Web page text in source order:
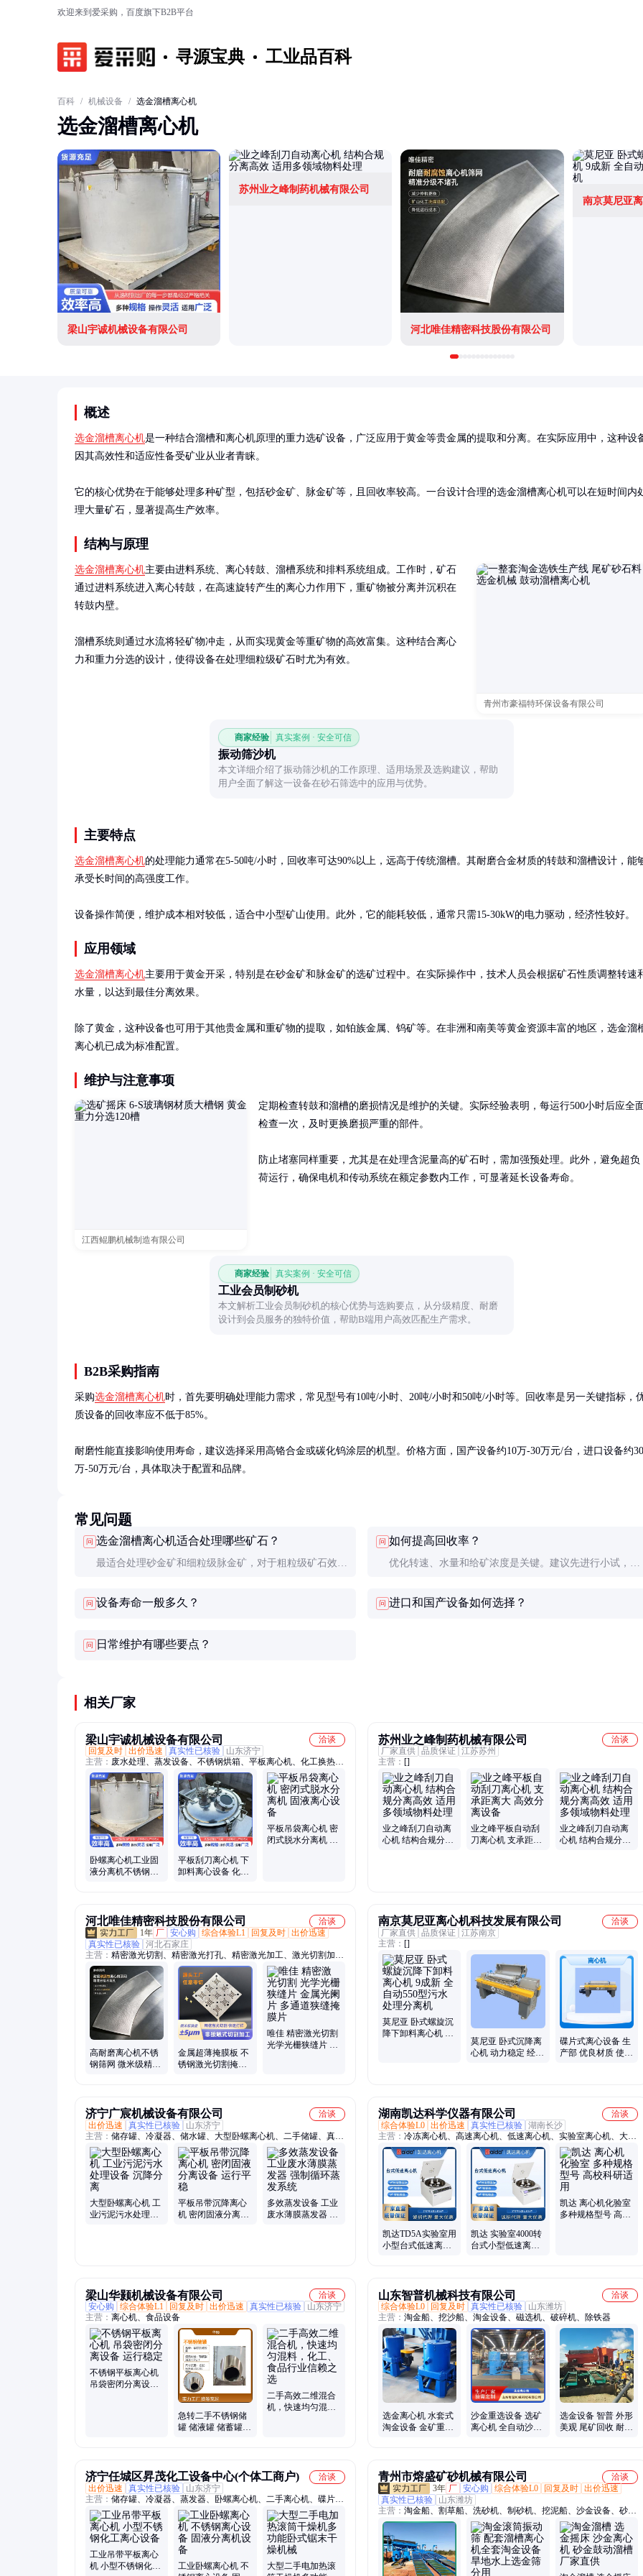
欢迎来到爱采购，百度旗下B2B平台
寻源宝典 工业品百科
百科 / 机械设备 / 选金溜槽离心机
选金溜槽离心机
梁山宇诚机械设备有限公司
苏州业之峰制药机械有限公司
河北唯佳精密科技股份有限公司
概述
选金溜槽离心机是一种结合溜槽和离心机原理的重力选矿设备，广泛应用于黄金等贵金属的提取和分离。在实际应用中，这种设
因其高效性和适应性备受矿业从业者青睐。
它的核心优势在于能够处理多种矿型，包括砂金矿、脉金矿等，且回收率较高。一台设计合理的选金溜槽离心机可以在短时间内
理大量矿石，显著提高生产效率。
结构与原理
青州市豪福特环保设备有限公司
选金溜槽离心机主要由进料系统、离心转鼓、溜槽系统和排料系统组成。工作时，矿石
通过进料系统进入离心转鼓，在高速旋转产生的离心力作用下，重矿物被分离并沉积在
转鼓内壁。
溜槽系统则通过水流将轻矿物冲走，从而实现黄金等重矿物的高效富集。这种结合离心
力和重力分选的设计，使得设备在处理细粒级矿石时尤为有效。
商家经验 真实案例 · 安全可信
振动筛沙机
本文详细介绍了振动筛沙机的工作原理、适用场景及选购建议，帮助
用户全面了解这一设备在砂石筛选中的应用与优势。
主要特点
选金溜槽离心机的处理能力通常在5-50吨/小时，回收率可达90%以上，远高于传统溜槽。其耐磨合金材质的转鼓和溜槽设计，能
承受长时间的高强度工作。
设备操作简便，维护成本相对较低，适合中小型矿山使用。此外，它的能耗较低，通常只需15-30kW的电力驱动，经济性较好。
应用领域
选金溜槽离心机主要用于黄金开采，特别是在砂金矿和脉金矿的选矿过程中。在实际操作中，技术人员会根据矿石性质调整转速
水量，以达到最佳分离效果。
除了黄金，这种设备也可用于其他贵金属和重矿物的提取，如铂族金属、钨矿等。在非洲和南美等黄金资源丰富的地区，选金溜
离心机已成为标准配置。
维护与注意事项
江西鲲鹏机械制造有限公司
定期检查转鼓和溜槽的磨损情况是维护的关键。实际经验表明，每运行500小时后应全
检查一次，及时更换磨损严重的部件。
防止堵塞同样重要，尤其是在处理含泥量高的矿石时，需加强预处理。此外，避免超负
荷运行，确保电机和传动系统在额定参数内工作，可显著延长设备寿命。
商家经验 真实案例 · 安全可信
工业会员制砂机
本文解析工业会员制砂机的核心优势与选购要点，从分级精度、耐磨
设计到会员服务的独特价值，帮助B端用户高效匹配生产需求。
B2B采购指南
采购选金溜槽离心机时，首先要明确处理能力需求，常见型号有10吨/小时、20吨/小时和50吨/小时等。回收率是另一关键指标，
质设备的回收率应不低于85%。
耐磨性能直接影响使用寿命，建议选择采用高铬合金或碳化钨涂层的机型。价格方面，国产设备约10万-30万元/台，进口设备约30
万-50万元/台，具体取决于配置和品牌。
常见问题
问 选金溜槽离心机适合处理哪些矿石？
最适合处理砂金矿和细粒级脉金矿，对于粗粒级矿石效果
问 如何提高回收率？
优化转速、水量和给矿浓度是关键。建议先进行小试，找
问 设备寿命一般多久？ 问 进口和国产设备如何选择？
问 日常维护有哪些要点？
相关厂家
梁山宇诚机械设备有限公司
洽谈
回复及时 出价迅速 真实性已核验
山东济宁
主营： 废水处理、蒸发设备、不锈钢烘箱、平板离心机、化工换热
器、脱水烘干机、工业冷凝器、干燥搅拌机、不锈钢反应罐、工业混
合颗粒机、高压物料储存罐、工业密封液体罐
卧螺离心机工业固
液分离机不锈钢沉
平板刮刀离心机 下
卸料离心设备 化工
平板吊袋离心机 密
闭式脱水分离机 固
苏州业之峰制药机械有限公司
洽谈
厂家直供 品质保证 江苏苏州
主营： []
业之峰刮刀自动离
心机 结构合规分离
业之峰平板自动刮
刀离心机 支承距离
业之峰刮刀自动离
心机 结构合规分离
河北唯佳精密科技股份有限公司
洽谈
1年 厂 安心购 综合体验L1 回复及时 出价迅速
真实性已核验 河北石家庄
主营： 精密激光切割、精密激光打孔、精密激光加工、激光切割加
工、精密激光切缝
高耐磨离心机不锈
钢筛网 微米级精度
金属超薄掩膜板 不
锈钢激光切割掩膜
唯佳 精密激光切割
光学光栅狭缝片 金
南京莫尼亚离心机科技发展有限公司
洽谈
厂家直供 品质保证 江苏南京
主营： []
莫尼亚 卧式螺旋沉
降下卸料离心机 9
莫尼亚 卧式沉降离
心机 动力稳定 经久
碟片式离心设备 生
产部 优良材质 使用
济宁广宸机械设备有限公司
洽谈
出价迅速
真实性已核验
山东济宁
主营： 储存罐、冷凝器、储水罐、大型卧螺离心机、二手储罐、真空
储罐、化工储罐、低温蒸发器、密封反应釜、真空反应釜、二手反应
罐、二手蒸发器、薄膜蒸发器、搪瓷反应釜、二手反应釜、废水蒸发
器、化工冷凝设备、真空常压储罐、真空冷凝设备、化工卧式储罐、
多功能反应釜、不锈钢反应釜、多效蒸发设备、不锈钢换热器、内盘
管反应设备、低温浓缩蒸发器
大型卧螺离心机 工
业污泥污水处理设
平板吊带沉降离心
机 密闭固液分离设
多效蒸发设备 工业
废水薄膜蒸发器 强
湖南凯达科学仪器有限公司
洽谈
综合体验L0 出价迅速 真实性已核验 湖南长沙
主营： 冷冻离心机、高速离心机、低速离心机、实验室离心机、大容
量离心机、台式离心机、迷你离心机、高速冷冻离心机、低速冷冻离
心机、自动离心机、定位离心机
凯达TD5A实验室用
小型台式低速离心
凯达 实验室4000转
台式小型低速离心
凯达 离心机化验室
多种规格型号 高校
梁山华颢机械设备有限公司
洽谈
安心购
综合体验L1 回复及时 出价迅速 真实性已核验
山东济宁
主营： 离心机、食品设备
不锈钢平板离心机
吊袋密闭分离设备
急转二手不锈钢储
罐 储液罐 储蓄罐
二手高效二维混合
机，快速均匀混
山东智普机械科技有限公司
洽谈
综合体验L0
回复及时 真实性已核验
山东潍坊
主营： 淘金船、挖沙船、淘金设备、磁选机、破碎机、除铁器
选金离心机 水套式
淘金设备 金矿重力
沙金重选设备 选矿
离心机 全自动沙金
选金设备 智普 外形
美观 尾矿回收 耐高
济宁任城区昇茂化工设备中心(个体工商户)
洽谈
出价迅速
真实性已核验
山东济宁
主营： 储存罐、冷凝器、蒸发器、卧螺离心机、二手离心机、碟片离
心机、三相离心机、沉降离心机、卸料离心机、换热器、反应罐、烘
干机、反应釜、烘干设备、化工储罐、农田耕地犁、不锈钢储罐、谷
子播种机、耕地翻转犁、高压搅拌釜、碟片分离机、滚筒干燥机、履
带拖拉机、工业二手储罐、化工冷凝设备
工业吊带平板离心
机 小型不锈钢化工
工业卧螺离心机 不
大型二手电加热滚
青州市熔盛矿砂机械有限公司
洽谈
3年 厂 安心购 综合体验L0 回复及时 出价迅速
真实性已核验
山东潍坊
主营： 淘金船、割草船、洗砂机、制砂机、挖泥船、沙金设备、砂石
料生产线